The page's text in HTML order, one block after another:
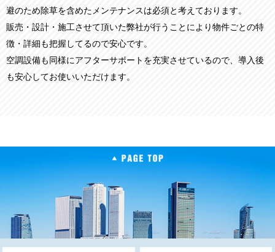
避のため除草を含めたメンテナンスは必須と考えております。
販売・設計・施工させて頂いた弊社が行うことにより物件ごとの特
徴・詳細も把握してるので安心です。
空調設備も同様にアフターサポートを充実させているので、導入後
も安心してお使いいただけます。